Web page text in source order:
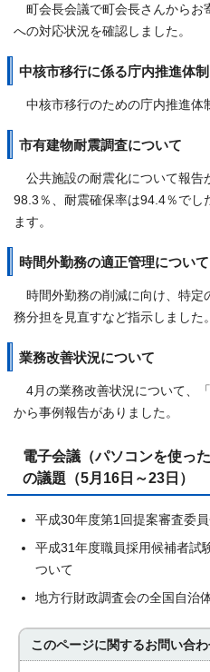
町会長会議で町会長さんからお
への対応状況を確認しました。
中核市移行に係る庁内推進体
中核市移行のための庁内推進体
市有建物耐震調査について
公共施設の耐震化について報告
98.3％、耐震確保率は94.4％でし
ます。
時間外勤務の適正管理について
時間外勤務の削減に向け、特定
務分担を見直すなど指示しました。
業務改善状況について
4月の業務改善状況について、
から事例報告がありました。
電子会議（パソコンを使っ
の議題（5月16日～23日）
平成30年度第1回提案審査委
平成31年度職員採用候補者試
ついて
地方行財政調査会の全国自治
このページに関するお問い合